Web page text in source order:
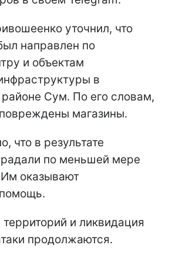
уточнил, что
направлен по
и объектам
в
Сум. По его словам,
магазины.
что в результате
по меньшей мере
оказывают
и ликвидация
продолжаются.